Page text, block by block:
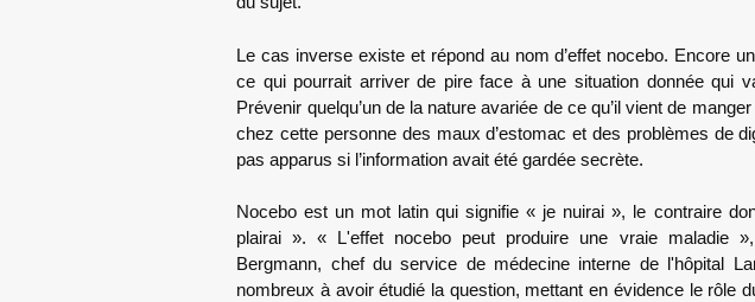
Le cas inverse existe et répond au nom d’effet nocebo. Encore
ce qui pourrait arriver de pire face à une situation donnée qui
Prévenir quelqu’un de la nature avariée de ce qu’il vient de
chez cette personne des maux d’estomac et des problèmes de
pas apparus si l’information avait été gardée secrète.
Nocebo est un mot latin qui signifie « je nuirai », le contraire
plairai ». « L'effet nocebo peut produire une vraie maladie
Bergmann, chef du service de médecine interne de l'hôpital
nombreux à avoir étudié la question, mettant en évidence le rôle